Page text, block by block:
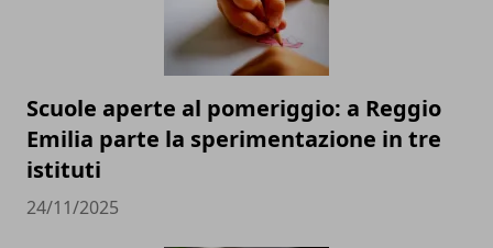
Scuole aperte al pomeriggio: a Reggio
Emilia parte la sperimentazione in tre
istituti
24/11/2025